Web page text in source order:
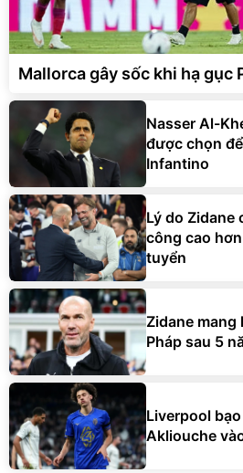
Mallorca gây sốc khi hạ gục
Nasser Al-
được chọn
Infantino
Lý do Zidane
công cao
tuyển
Zidane mang
Pháp sau 5
Liverpool
Akliouche